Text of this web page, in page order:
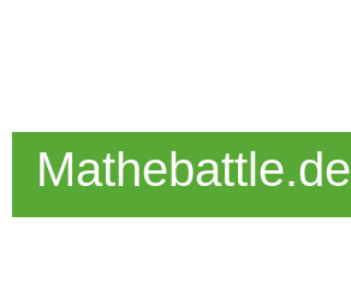
Mathebattle.de